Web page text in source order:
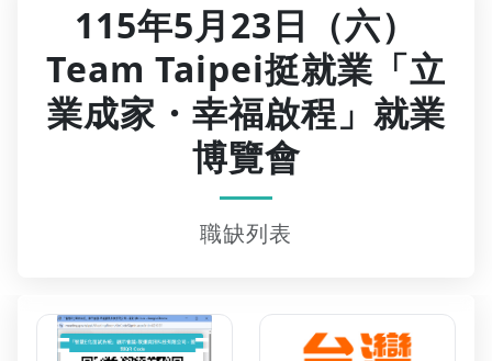
115年5月23日（六）
Team Taipei挺就業「立
業成家・幸福啟程」就業
博覽會
職缺列表